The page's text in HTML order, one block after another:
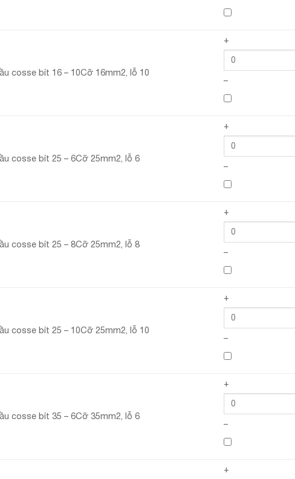
cosse bít 16 – 10Cỡ 16mm2, lỗ 10
+
–
cosse bít 25 – 6Cỡ 25mm2, lỗ 6
+
–
cosse bít 25 – 8Cỡ 25mm2, lỗ 8
+
–
cosse bít 25 – 10Cỡ 25mm2, lỗ 10
+
–
cosse bít 35 – 6Cỡ 35mm2, lỗ 6
+
–
+